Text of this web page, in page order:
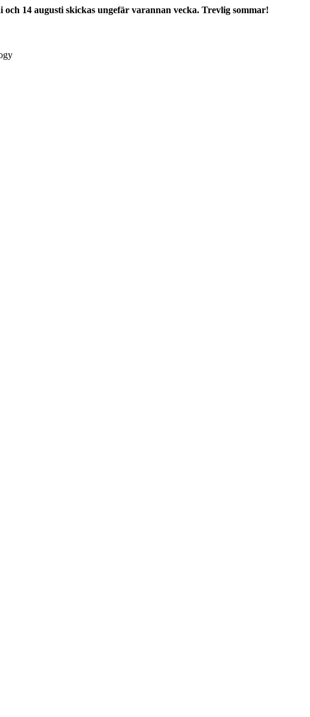
14 augusti skickas ungefär varannan vecka. Trevlig sommar!